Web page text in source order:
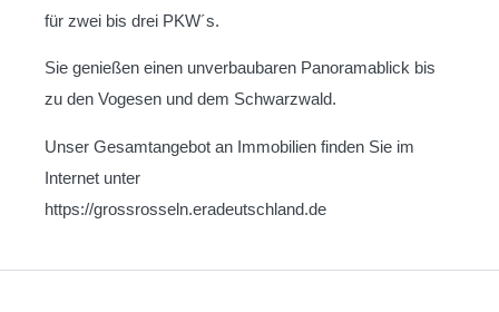
für zwei bis drei PKW´s.
Sie genießen einen unverbaubaren Panoramablick bis
zu den Vogesen und dem Schwarzwald.
Unser Gesamtangebot an Immobilien finden Sie im
Internet unter
https://grossrosseln.eradeutschland.de